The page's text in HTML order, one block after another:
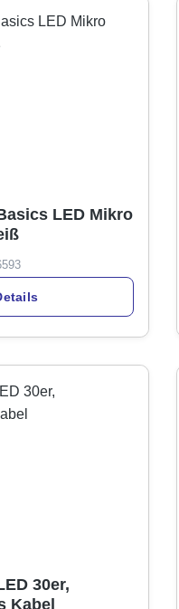
LED Mikro
30er,
Kabel